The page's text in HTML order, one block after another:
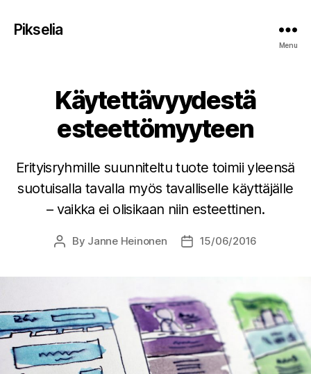
Pikselia
Menu
Käytettävyydestä
esteettömyyteen
Erityisryhmille suunniteltu tuote toimii yleensä
suotuisalla tavalla myös tavalliselle käyttäjälle
– vaikka ei olisikaan niin esteettinen.
Post
By Janne Heinonen
Post15/06/2016